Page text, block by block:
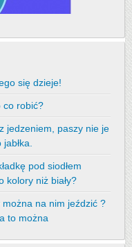
się dzieje!
co robić?
jedzeniem, paszy nie je
pod siodłem
kolory niż biały?
na nim jeździć ?
to można